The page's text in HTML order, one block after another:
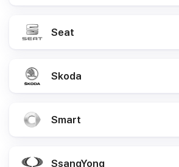
Seat
Skoda
Smart
SsangYong